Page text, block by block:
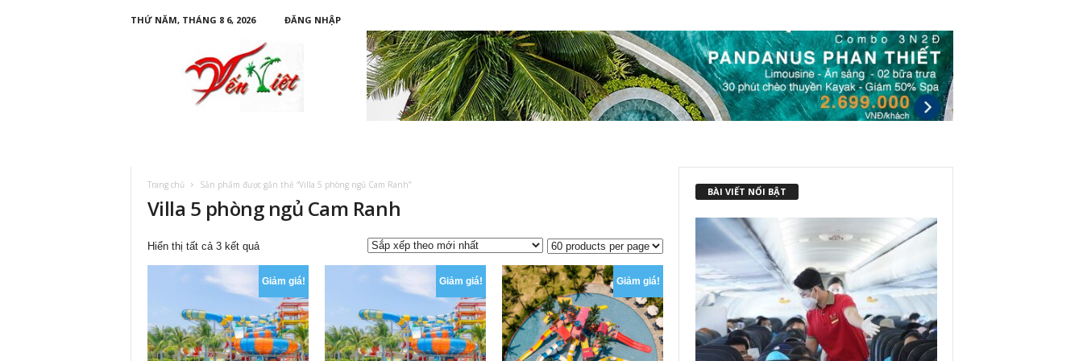
THỨ NĂM, THÁNG 8 6, 2026
ĐĂNG NHẬP
Trang chủ Sản phẩm được gắn thẻ “Villa 5 phòng ngủ Cam Ranh”
Villa 5 phòng ngủ Cam Ranh
Hiển thị tất cả 3 kết quảĐã
sắp
xếp
theo
mới
nhất
Giảm giá! Giảm giá! Giảm giá!
BÀI VIẾT NỔI BẬT